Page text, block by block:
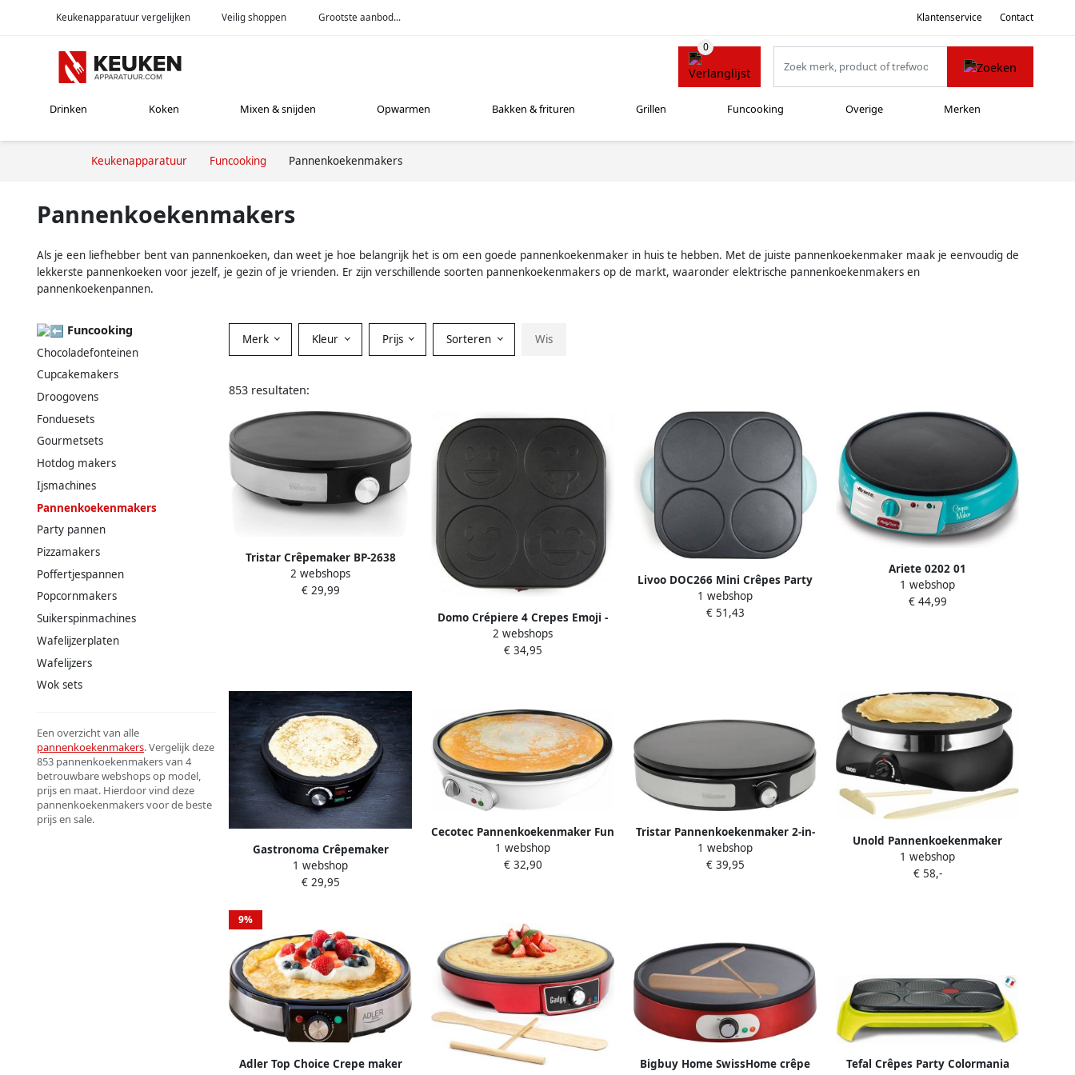
Keukenapparatuur vergelijken Veilig shoppen Grootste aanbod... Klantenservice Contact
Drinken Koken Mixen & snijden Opwarmen Bakken & frituren Grillen Funcooking Overige Merken
Keukenapparatuur Funcooking Pannenkoekenmakers
Pannenkoekenmakers
Als je een liefhebber bent van pannenkoeken, dan weet je hoe belangrijk het is om een goede pannenkoekenmaker in huis te hebben. Met de juiste pannenkoekenmaker maak je eenvoudig de
lekkerste pannenkoeken voor jezelf, je gezin of je vrienden. Er zijn verschillende soorten pannenkoekenmakers op de markt, waaronder elektrische pannenkoekenmakers en
pannenkoekenpannen.
Funcooking
Chocoladefonteinen
Cupcakemakers
Droogovens
Fonduesets
Gourmetsets
Hotdog makers
Ijsmachines
Pannenkoekenmakers
Party pannen
Pizzamakers
Poffertjespannen
Popcornmakers
Suikerspinmachines
Wafelijzerplaten
Wafelijzers
Wok sets
Een overzicht van alle
pannenkoekenmakers. Vergelijk deze
853 pannenkoekenmakers van 4
betrouwbare webshops op model,
prijs en maat. Hierdoor vind deze
pannenkoekenmakers voor de beste
prijs en sale.
Merk Kleur Prijs Sorteren Wis
853 resultaten:
Tristar Crêpemaker BP-2638
Pannenkoekenmaker 30
centimeter Regelbare
2 webshops
€ 29,99
Domo Crépiere 4 Crepes Emoji -
patronen Anti -adhesieve
ontvangst 600W L31 x L34 x H13
2 webshops
€ 34,95
Livoo DOC266 Mini Crêpes Party
crêpe maker 4 mini crêpes
Antiaanbaklaag Diameter 12cm 2
1 webshop
€ 51,43
Ariete 0202 01
Pannenkoekenmaker
Crêpemaker 30 centimeter
1 webshop
€ 44,99
Gastronoma Crêpemaker
Pannenkoekenmaker 30cm
1000W 18310014
1 webshop
€ 29,95
Cecotec Pannenkoekenmaker Fun
Crepelicious 1000 W Ø 30 5 cm
1 webshop
€ 32,90
Tristar Pannenkoekenmaker 2-in-
1 BP-2639 Pancakes maker met
omkeerbare plaat Voor
1 webshop
€ 39,95
Unold Pannenkoekenmaker
UN.48155 1250 W
1 webshop
€ 58,-
9%
Adler Top Choice Crepe maker
Bigbuy Home SwissHome crêpe
Tefal Crêpes Party Colormania